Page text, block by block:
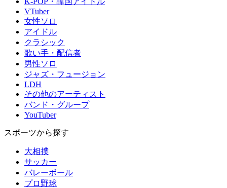
VTuber
女性ソロ
アイドル
クラシック
歌い手・配信者
男性ソロ
ジャズ・フュージョン
LDH
その他のアーティスト
バンド・グループ
YouTuber
スポーツから探す
大相撲
サッカー
バレーボール
プロ野球